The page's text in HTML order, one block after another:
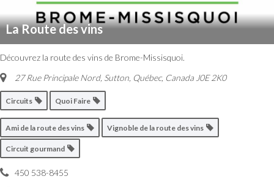
La Route des vins
Découvrez la route des vins de Brome-Missisquoi.
27 Rue Principale Nord, Sutton, Québec, Canada J0E 2K0
Circuits Quoi Faire
Ami de la route des vins Vignoble de la route des vins
Circuit gourmand
450 538-8455